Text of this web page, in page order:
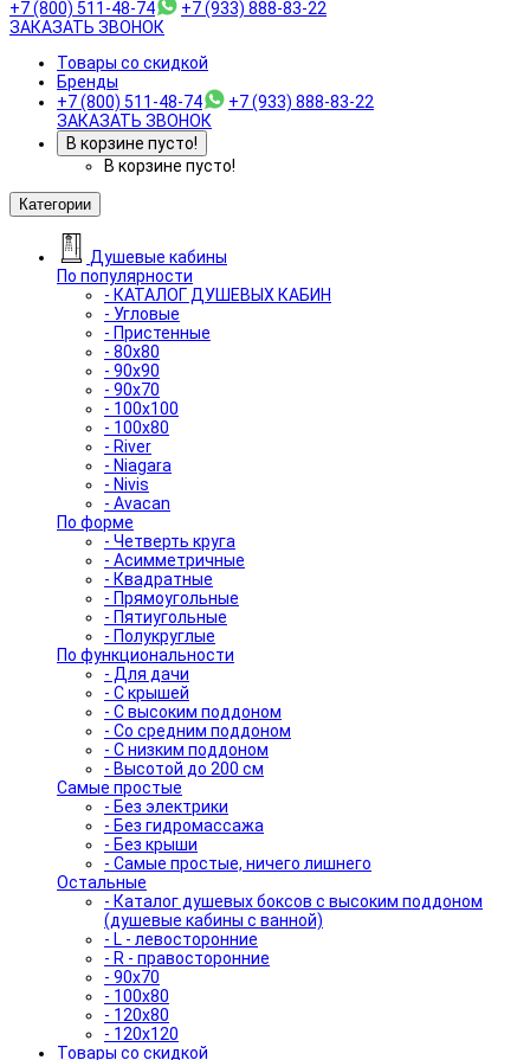
+7 (800) 511-48-74
+7 (933) 888-83-22
ЗАКАЗАТЬ ЗВОНОК
Товары со скидкой
Бренды
+7 (800) 511-48-74
+7 (933) 888-83-22
ЗАКАЗАТЬ ЗВОНОК
В корзине пусто!
В корзине пусто!
Категории
Душевые кабины
По популярности
- КАТАЛОГ ДУШЕВЫХ КАБИН
- Угловые
- Пристенные
- 80x80
- 90x90
- 90x70
- 100x100
- 100x80
- River
- Niagara
- Nivis
- Avacan
По форме
- Четверть круга
- Асимметричные
- Квадратные
- Прямоугольные
- Пятиугольные
- Полукруглые
По функциональности
- Для дачи
- С крышей
- С высоким поддоном
- Со средним поддоном
- С низким поддоном
- Высотой до 200 см
Самые простые
- Без электрики
- Без гидромассажа
- Без крыши
- Самые простые, ничего лишнего
Остальные
- Каталог душевых боксов с высоким поддоном
(душевые кабины с ванной)
- L - левосторонние
- R - правосторонние
- 90x70
- 100x80
- 120x80
- 120x120
Товары со скидкой